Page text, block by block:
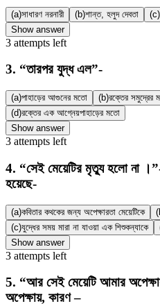
(a)সাধারণ নরনারী (b)শান্ত, হলুদ দেবতা (c)
Show answer
3 attempts left
3. “তারপর যুদ্ধ এল”-
(a)পাহাড়ের আগুনের মতো (b)রক্তের সমুদ্রের
(d)রক্তের এক আগ্নেয়পাহাড়ের মতো
Show answer
3 attempts left
4. “সেই মেয়েটির মৃত্যু হলো না
হয়েছে-
(a)কবিতার কথকের জন্য অপেক্ষারতা মেয়েটিকে
(c)যুদ্ধের সময় মারা না যাওয়া এক শিশুকন্যাকে
Show answer
3 attempts left
5. “আর সেই মেয়েটি আমার
অপেক্ষায়, কারণ –